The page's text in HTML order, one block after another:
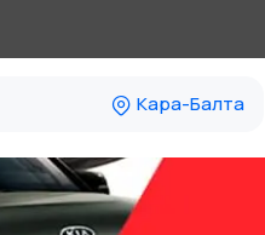
Кара-Балта